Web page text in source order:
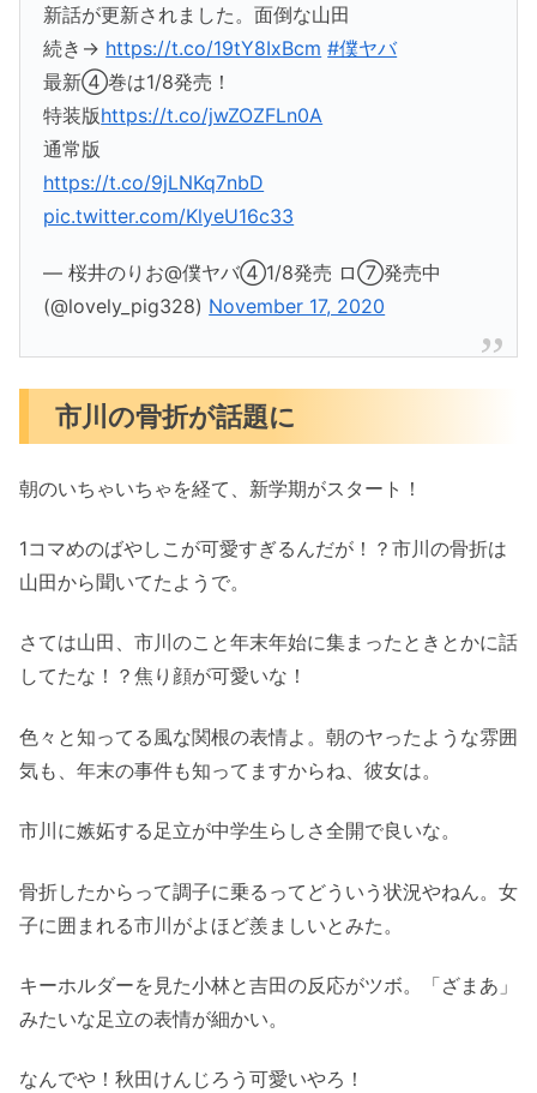
新話が更新されました。面倒な山田
続き→ https://t.co/19tY8IxBcm #僕ヤバ
最新④巻は1/8発売！
特装版https://t.co/jwZOZFLn0A
通常版
https://t.co/9jLNKq7nbD
pic.twitter.com/KlyeU16c33
— 桜井のりお@僕ヤバ④1/8発売 ロ⑦発売中
(@lovely_pig328) November 17, 2020
市川の骨折が話題に
朝のいちゃいちゃを経て、新学期がスタート！
1コマめのばやしこが可愛すぎるんだが！？市川の骨折は
山田から聞いてたようで。
さては山田、市川のこと年末年始に集まったときとかに話
してたな！？焦り顔が可愛いな！
色々と知ってる風な関根の表情よ。朝のヤったような雰囲
気も、年末の事件も知ってますからね、彼女は。
市川に嫉妬する足立が中学生らしさ全開で良いな。
骨折したからって調子に乗るってどういう状況やねん。女
子に囲まれる市川がよほど羨ましいとみた。
キーホルダーを見た小林と吉田の反応がツボ。「ざまあ」
みたいな足立の表情が細かい。
なんでや！秋田けんじろう可愛いやろ！